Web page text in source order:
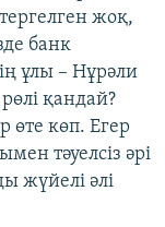
тергелген жоқ,
банк
ұлы – Нұрәли
қандай?
өте көп. Егер
тәуелсіз әрі
жүйелі әлі